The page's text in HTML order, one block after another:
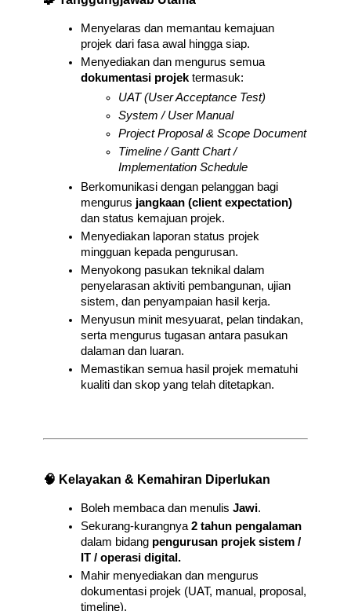
Menyelaras dan memantau kemajuan
projek dari fasa awal hingga siap.
Menyediakan dan mengurus semua
dokumentasi projek termasuk:
UAT (User Acceptance Test)
System / User Manual
Project Proposal & Scope Document
Timeline / Gantt Chart /
Implementation Schedule
Berkomunikasi dengan pelanggan bagi
mengurus jangkaan (client expectation)
dan status kemajuan projek.
Menyediakan laporan status projek
mingguan kepada pengurusan.
Menyokong pasukan teknikal dalam
penyelarasan aktiviti pembangunan, ujian
sistem, dan penyampaian hasil kerja.
Menyusun minit mesyuarat, pelan tindakan,
serta mengurus tugasan antara pasukan
dalaman dan luaran.
Memastikan semua hasil projek mematuhi
kualiti dan skop yang telah ditetapkan.
🧠 Kelayakan & Kemahiran Diperlukan
Boleh membaca dan menulis Jawi.
Sekurang-kurangnya 2 tahun pengalaman
dalam bidang pengurusan projek sistem /
IT / operasi digital.
Mahir menyediakan dan mengurus
dokumentasi projek (UAT, manual, proposal,
timeline).